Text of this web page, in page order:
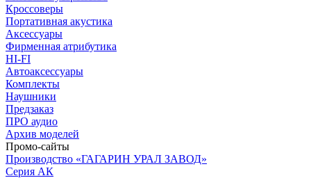
Кроссоверы
Портативная акустика
Аксессуары
Фирменная атрибутика
HI-FI
Автоаксессуары
Комплекты
Наушники
Предзаказ
ПРО аудио
Архив моделей
Промо-сайты
Производство «ГАГАРИН УРАЛ ЗАВОД»
Серия АК